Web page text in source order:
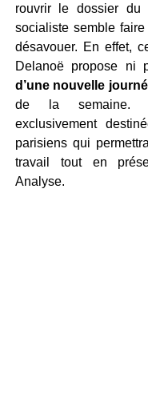
rouvrir le dossier du
socialiste semble
désavouer. En effet,
Delanoë propose ni
d’une nouvelle
de la semaine.
exclusivement
parisiens qui
travail tout en
Analyse.